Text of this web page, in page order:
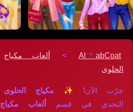
Al3abCoat
> ألعاب مكياج
الحلوى
جرّب الآن! ✨ مكياج الحلوى
التحدي في قسم
ألعاب مكياج